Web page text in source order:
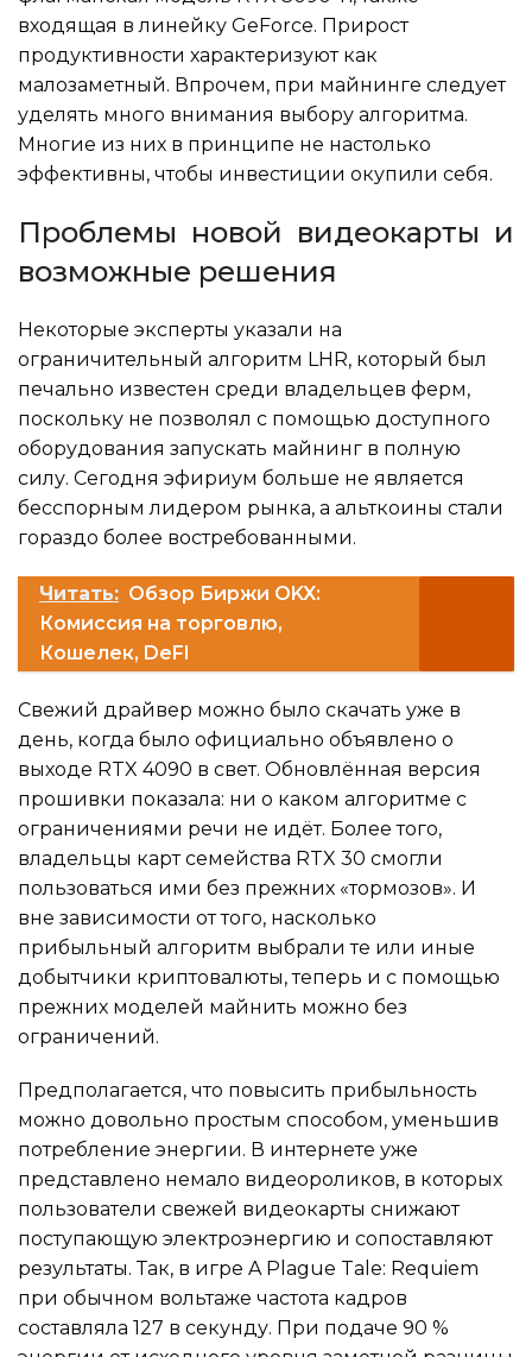
входящая в линейку GeForce. Прирост
продуктивности характеризуют как
малозаметный. Впрочем, при майнинге следует
уделять много внимания выбору алгоритма.
Многие из них в принципе не настолько
эффективны, чтобы инвестиции окупили себя.
Проблемы новой видеокарты и
возможные решения
Некоторые эксперты указали на
ограничительный алгоритм LHR, который был
печально известен среди владельцев ферм,
поскольку не позволял с помощью доступного
оборудования запускать майнинг в полную
силу. Сегодня эфириум больше не является
бесспорным лидером рынка, а альткоины стали
гораздо более востребованными.
Читать: Обзор Биржи OKX:
Комиссия на торговлю,
Кошелек, DeFI
Свежий драйвер можно было скачать уже в
день, когда было официально объявлено о
выходе RTX 4090 в свет. Обновлённая версия
прошивки показала: ни о каком алгоритме с
ограничениями речи не идёт. Более того,
владельцы карт семейства RTX 30 смогли
пользоваться ими без прежних «тормозов». И
вне зависимости от того, насколько
прибыльный алгоритм выбрали те или иные
добытчики криптовалюты, теперь и с помощью
прежних моделей майнить можно без
ограничений.
Предполагается, что повысить прибыльность
можно довольно простым способом, уменьшив
потребление энергии. В интернете уже
представлено немало видеороликов, в которых
пользователи свежей видеокарты снижают
поступающую электроэнергию и сопоставляют
результаты. Так, в игре A Plague Tale: Requiem
при обычном вольтаже частота кадров
составляла 127 в секунду. При подаче 90 %